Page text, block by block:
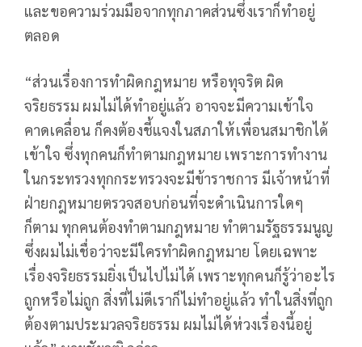
และขอความร่วมมือจากทุกภาคส่วนซึ่งเราก็ทำอยู่
ตลอด
“ส่วนเรื่องการทำผิดกฎหมาย หรือทุจริต ผิด
จริยธรรม ผมไม่ได้ทำอยู่แล้ว อาจจะมีความเข้าใจ
คาดเคลื่อน ก็คงต้องชี้แจงในสภาให้เพื่อนสมาชิกได้
เข้าใจ ซึ่งทุกคนก็ทำตามกฎหมาย เพราะการทำงาน
ในกระทรวงทุกกระทรวงจะมีข้าราชการ มีเจ้าหน้าที่
ฝ่ายกฎหมายตรวจสอบก่อนที่จะดำเนินการใดๆ
ก็ตาม ทุกคนต้องทำตามกฎหมาย ทำตามรัฐธรรมนูญ
ซึ่งผมไม่เชื่อว่าจะมีใครทำผิดกฎหมาย โดยเฉพาะ
เรื่องจริยธรรมยิ่งเป็นไปไม่ได้ เพราะทุกคนก็รู้ว่าอะไร
ถูกหรือไม่ถูก สิ่งที่ไม่ดีเราก็ไม่ทำอยู่แล้ว ทำในสิ่งที่ถูก
ต้องตามประมวลจริยธรรม ผมไม่ได้ห่วงเรื่องนี้อยู่